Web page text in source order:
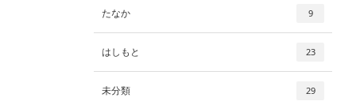
たなか 9
はしもと 23
未分類 29